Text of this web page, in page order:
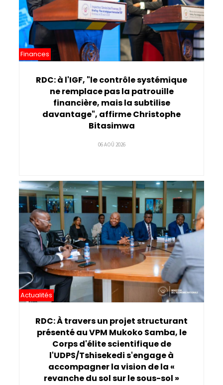
Finances
RDC: à l'IGF, "le contrôle systémique
ne remplace pas la patrouille
financière, mais la subtilise
davantage", affirme Christophe
Bitasimwa
06 AOÛ 2026
Actualités
RDC: À travers un projet structurant
présenté au VPM Mukoko Samba, le
Corps d'élite scientifique de
l'UDPS/Tshisekedi s'engage à
accompagner la vision de la «
revanche du sol sur le sous-sol »